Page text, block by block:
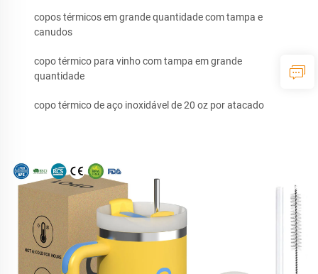
copos térmicos em grande quantidade com tampa e
canudos
copo térmico para vinho com tampa em grande
quantidade
copo térmico de aço inoxidável de 20 oz por atacado